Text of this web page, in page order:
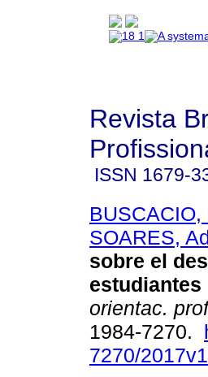
Revista
ISSN 1679-
SOARES,
sobre el
orientac. prof
1984-7270.
7270/